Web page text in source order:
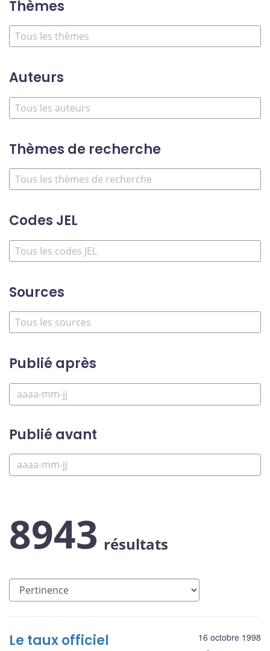
Thèmes
Auteurs
Thèmes de recherche
Codes JEL
Sources
Publié après
Publié avant
8943 résultats
16 octobre 1998
Le taux officiel